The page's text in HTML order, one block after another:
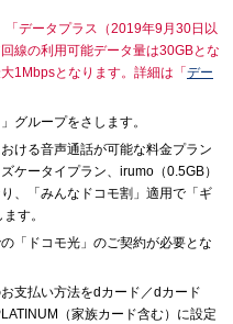
「データプラス（2019年9月30日以
線の利用可能データ量は30GBとな
1Mbpsとなります。詳細は「 デー
グループをさします。
ける音声通話が可能な料金プラン
ケータイプラン、irumo（0.5GB）
、「みんなドコモ割」適用で「ギ
す。
「ドコモ光」のご契約が必要とな
支払い方法をdカード／dカード
（家族カード含む）に設定